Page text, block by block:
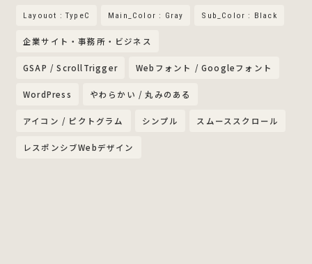
Layouot : TypeC Main_Color : Gray Sub_Color : Black
企業サイト・事務所・ビジネス
GSAP / ScrollTrigger Webフォント / Googleフォント
WordPress やわらかい / 丸みのある
アイコン / ピクトグラム シンプル スムーススクロール
レスポンシブWebデザイン